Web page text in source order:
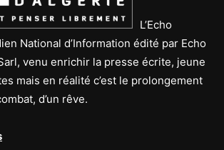
L’Echo
National d’Information édité par Echo
venu enrichir la presse écrite, jeune
mais en réalité c’est le prolongement
d’un rêve.